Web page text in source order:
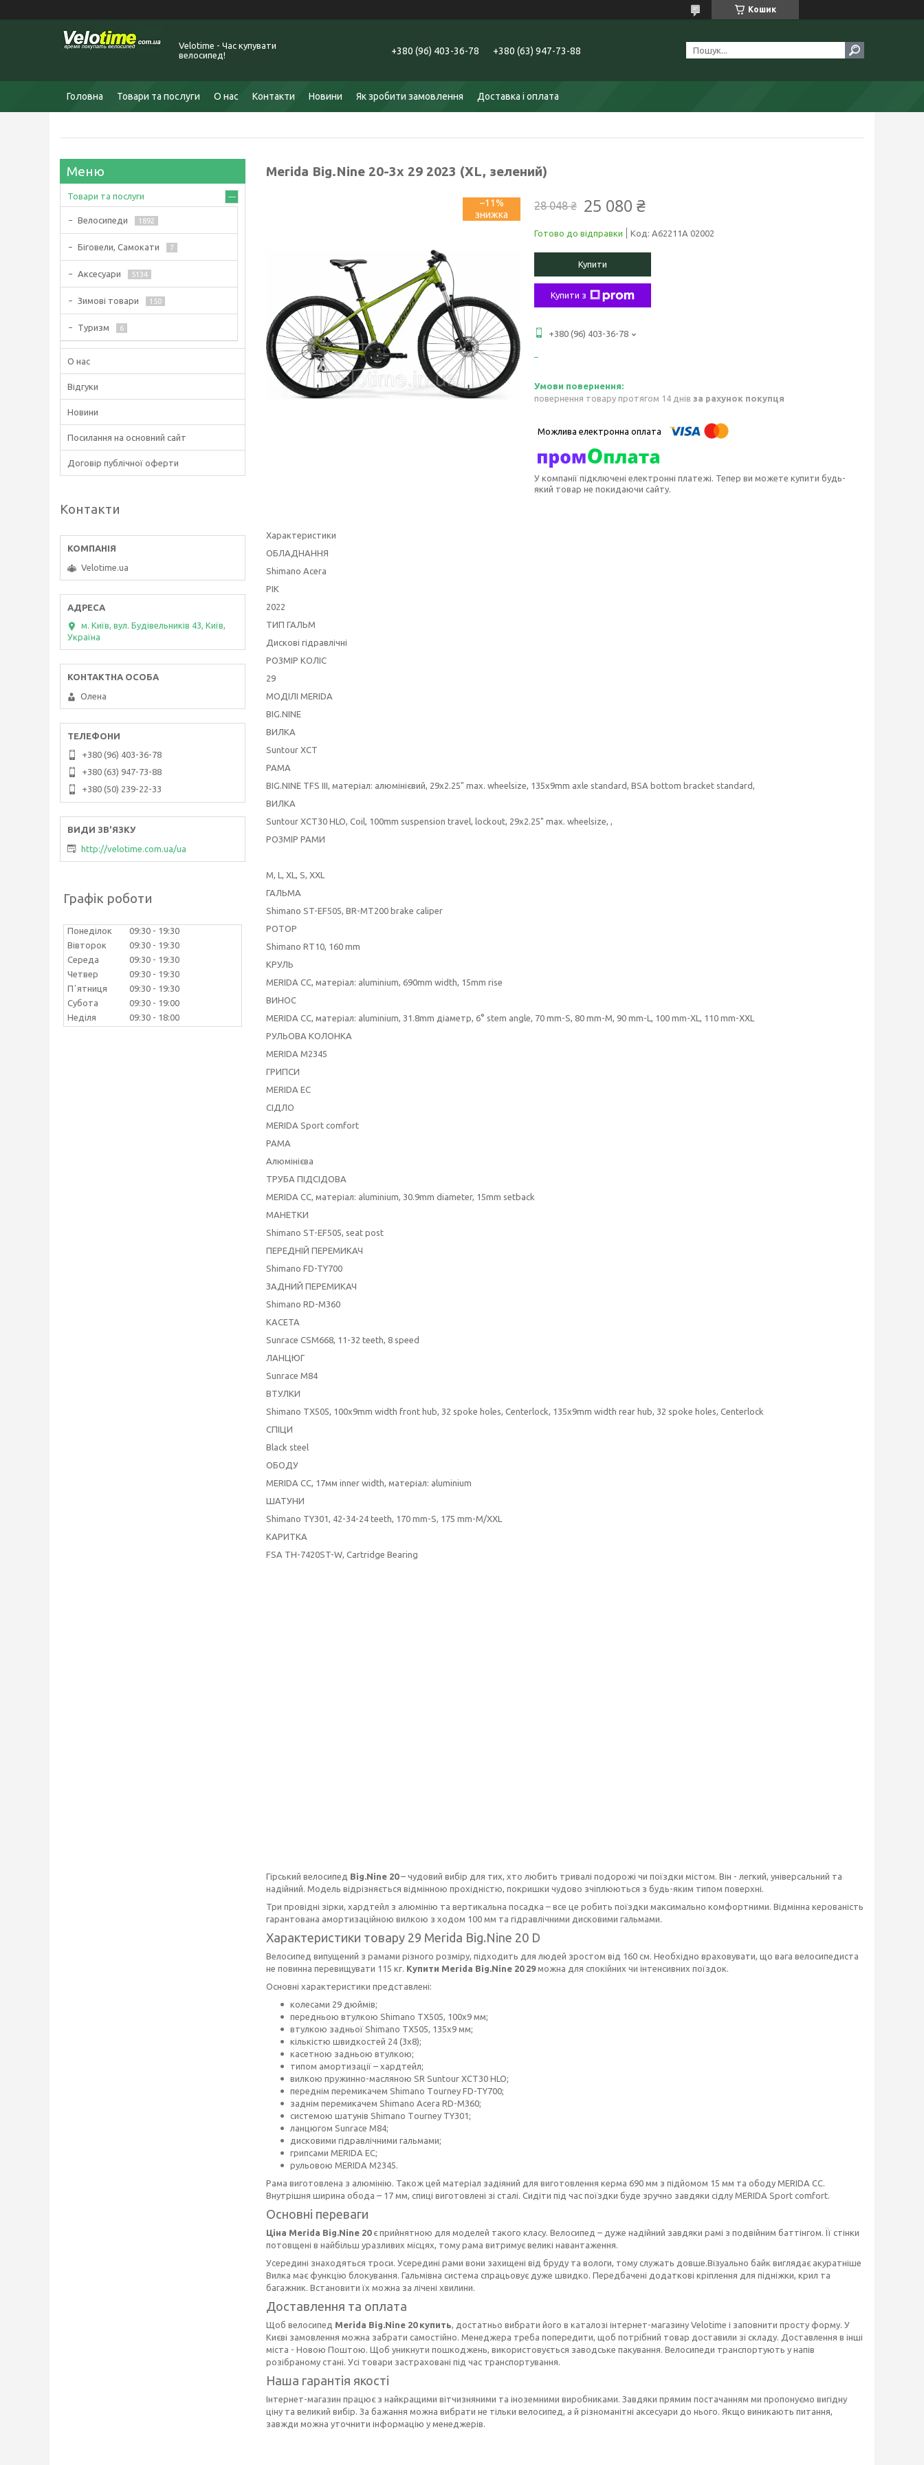
Кошик
Velotime - Час купувати
велосипед!
+380 (96) 403-36-78 +380 (63) 947-73-88
Головна Товари та послуги О нас Контакти Новини Як зробити замовлення Доставка і оплата
Merida Big.Nine 20-3x 29 2023 (ХL, зелений)
–11% 28 048 ₴ 25 080 ₴
Готово до відправки Код: A62211A 02002
Купити
Купити з
+380 (96) 403-36-78
повернення товару протягом 14 днів за рахунок покупця
У компанії підключені електронні платежі. Тепер ви можете купити будь-
який товар не покидаючи сайту.
Характеристики
ОБЛАДНАННЯ
Shimano Acera
РІК
2022
ТИП ГАЛЬМ
Дискові гідравлічні
РОЗМІР КОЛІС
29
МОДІЛІ MERIDA
BIG.NINE
ВИЛКА
Suntour XCT
РАМА
BIG.NINE TFS III, матеріал: алюмінієвий, 29x2.25" max. wheelsize, 135x9mm axle standard, BSA bottom bracket standard,
ВИЛКА
Suntour XCT30 HLO, Coil, 100mm suspension travel, lockout, 29x2.25" max. wheelsize, ,
РОЗМІР РАМИ
M, L, XL, S, XXL
ГАЛЬМА
Shimano ST-EF505, BR-MT200 brake caliper
РОТОР
Shimano RT10, 160 mm
КРУЛЬ
MERIDA CC, матеріал: aluminium, 690mm width, 15mm rise
ВИНОС
MERIDA CC, матеріал: aluminium, 31.8mm діаметр, 6° stem angle, 70 mm-S, 80 mm-M, 90 mm-L, 100 mm-XL, 110 mm-XXL
РУЛЬОВА КОЛОНКА
MERIDA M2345
ГРИПСИ
MERIDA EC
СІДЛО
MERIDA Sport comfort
РАМА
Алюмінієва
ТРУБА ПІДСІДОВА
MERIDA CC, матеріал: aluminium, 30.9mm diameter, 15mm setback
МАНЕТКИ
Shimano ST-EF505, seat post
ПЕРЕДНІЙ ПЕРЕМИКАЧ
Shimano FD-TY700
ЗАДНИЙ ПЕРЕМИКАЧ
Shimano RD-M360
КАСЕТА
Sunrace CSM668, 11-32 teeth, 8 speed
ЛАНЦЮГ
Sunrace M84
ВТУЛКИ
Shimano TX505, 100x9mm width front hub, 32 spoke holes, Centerlock, 135x9mm width rear hub, 32 spoke holes, Centerlock
СПІЦИ
Black steel
ОБОДУ
MERIDA CC, 17мм inner width, матеріал: aluminium
ШАТУНИ
Shimano TY301, 42-34-24 teeth, 170 mm-S, 175 mm-M/XXL
КАРИТКА
FSA TH-7420ST-W, Cartridge Bearing
Гірський велосипед Big.Nine 20– чудовий вибір для тих, хто любить тривалі подорожі чи поїздки містом. Він - легкий, універсальний та
надійний. Модель відрізняється відмінною прохідністю, покришки чудово зчіплюються з будь-яким типом поверхні.
Три провідні зірки, хардтейл з алюмінію та вертикальна посадка – все це робить поїздки максимально комфортними. Відмінна керованість
гарантована амортизаційною вилкою з ходом 100 мм та гідравлічними дисковими гальмами.
Характеристики товару 29 Merida Big.Nine 20 D
Велосипед випущений з рамами різного розміру, підходить для людей зростом від 160 см. Необхідно враховувати, що вага велосипедиста
не повинна перевищувати 115 кг. Купити Merida Big.Nine 20 29можна для спокійних чи інтенсивних поїздок.
Основні характеристики представлені:
колесами 29 дюймів;
передньою втулкою Shimano TX505, 100x9 мм;
втулкою задньої Shimano TX505, 135x9 мм;
кількістю швидкостей 24 (3х8);
касетною задньою втулкою;
типом амортизації – хардтейл;
вилкою пружинно-масляною SR Suntour ХСТ30 HLO;
переднім перемикачем Shimano Tоurney FD-TY700;
заднім перемикачем Shimano Acеra RD-M360;
системою шатунів Shimano Tоurney TY301;
ланцюгом Sunrace M84;
дисковими гідравлічними гальмами;
грипсами MERIDA EC;
рульовою MERIDA M2345.
Рама виготовлена з алюмінію. Також цей матеріал задіяний для виготовлення керма 690 мм з підйомом 15 мм та ободу MERIDA CC.
Внутрішня ширина обода – 17 мм, спиці виготовлені зі сталі. Сидіти під час поїздки буде зручно завдяки сідлу MERIDA Sport comfort.
Основні переваги
Ціна Merida Big.Nine 20є прийнятною для моделей такого класу. Велосипед – дуже надійний завдяки рамі з подвійним баттінгом. Її стінки
потовщені в найбільш уразливих місцях, тому рама витримує великі навантаження.
Усередині знаходяться троси. Усередині рами вони захищені від бруду та вологи, тому служать довше.Візуально байк виглядає акуратніше
Вилка має функцію блокування. Гальмівна система спрацьовує дуже швидко. Передбачені додаткові кріплення для підніжки, крил та
багажник. Встановити їх можна за лічені хвилини.
Доставлення та оплата
Щоб велосипед Merida Big.Nine 20 купить , достатньо вибрати його в каталозі інтернет-магазину Velotime і заповнити просту форму. У
Києві замовлення можна забрати самостійно. Менеджера треба попередити, щоб потрібний товар доставили зі складу. Доставлення в інші
міста - Новою Поштою. Щоб уникнути пошкоджень, використовується заводське пакування. Велосипеди транспортують у напів
розібраному стані. Усі товари застраховані під час транспортування.
Наша гарантія якості
Інтернет-магазин працює з найкращими вітчизняними та іноземними виробниками. Завдяки прямим постачанням ми пропонуємо вигідну
ціну та великий вибір. За бажання можна вибрати не тільки велосипед, а й різноманітні аксесуари до нього. Якщо виникають питання,
завжди можна уточнити інформацію у менеджерів.
Товари та послуги
Велосипеди 1892
Біговели, Самокати 7
Аксесуари 5134
Зимові товари 150
Туризм 6
О нас
Відгуки
Новини
Посилання на основний сайт
Договір публічної оферти
Контакти
Velotime.ua
м. Київ, вул. Будівельників 43, Київ,
Україна
Олена
+380 (96) 403-36-78
+380 (63) 947-73-88
+380 (50) 239-22-33
http://velotime.com.ua/ua
Графік роботи
Понеділок 09:30
19:30
Вівторок
09:30
19:30
Середа
09:30
19:30
Четвер
09:30
19:30
Пʼятниця
09:30
19:30
Субота
09:30
19:00
Неділя
09:30 18:00